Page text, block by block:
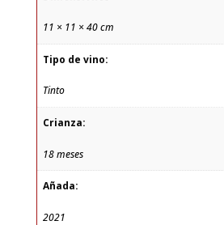
11 × 11 × 40 cm
Tipo de vino:
Tinto
Crianza:
18 meses
Añada:
2021